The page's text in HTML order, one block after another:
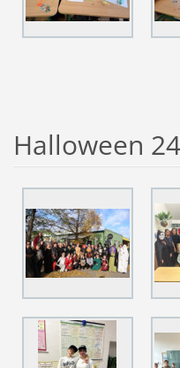
Halloween